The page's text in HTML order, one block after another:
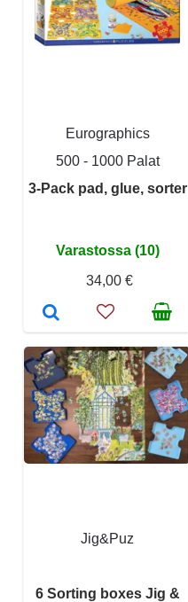
Eurographics
500 - 1000 Palat
3-Pack pad, glue, sorter
Varastossa (10)
34,00 €
Jig&Puz
6 Sorting boxes Jig &